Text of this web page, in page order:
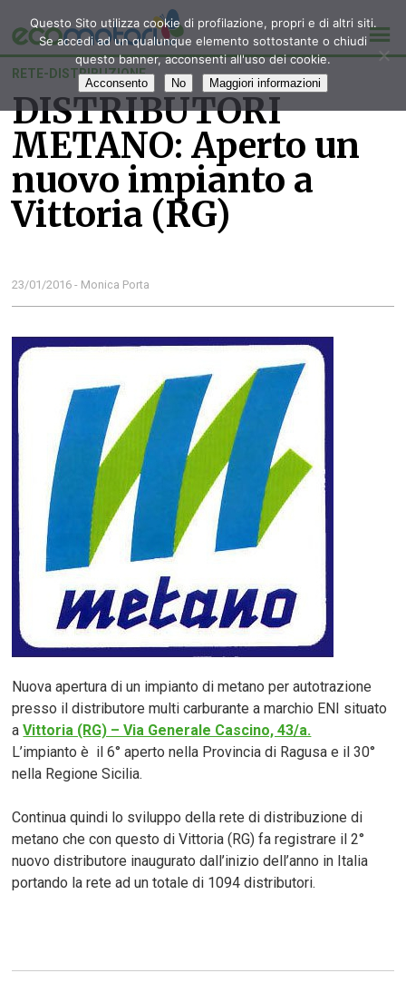
RETE-DISTRIBUZIONE
DISTRIBUTORI
METANO: Aperto un
nuovo impianto a
Vittoria (RG)
23/01/2016 - Monica Porta
Nuova apertura di un impianto di metano per autotrazione
presso il distributore multi carburante a marchio ENI situato
aVittoria (RG) – Via Generale Cascino, 43/a.
L’impianto è il 6° aperto nella Provincia di Ragusa e il 30°
nella Regione Sicilia.
Continua quindi lo sviluppo della rete di distribuzione di
metano che con questo di Vittoria (RG) fa registrare il 2°
nuovo distributore inaugurato dall’inizio dell’anno in Italia
portando la rete ad un totale di 1094 distributori.
Questo Sito utilizza cookie di profilazione, propri e di altri siti.
Se accedi ad un qualunque elemento sottostante o chiudi
questo banner, acconsenti all'uso dei cookie.
Acconsento No Maggiori informazioni